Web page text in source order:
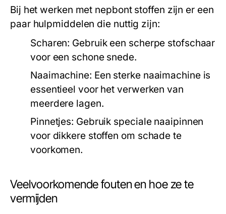
Bij het werken met nepbont stoffen zijn er een
paar hulpmiddelen die nuttig zijn:
Scharen: Gebruik een scherpe stofschaar
voor een schone snede.
Naaimachine: Een sterke naaimachine is
essentieel voor het verwerken van
meerdere lagen.
Pinnetjes: Gebruik speciale naaipinnen
voor dikkere stoffen om schade te
voorkomen.
Veelvoorkomende fouten en hoe ze te
vermijden